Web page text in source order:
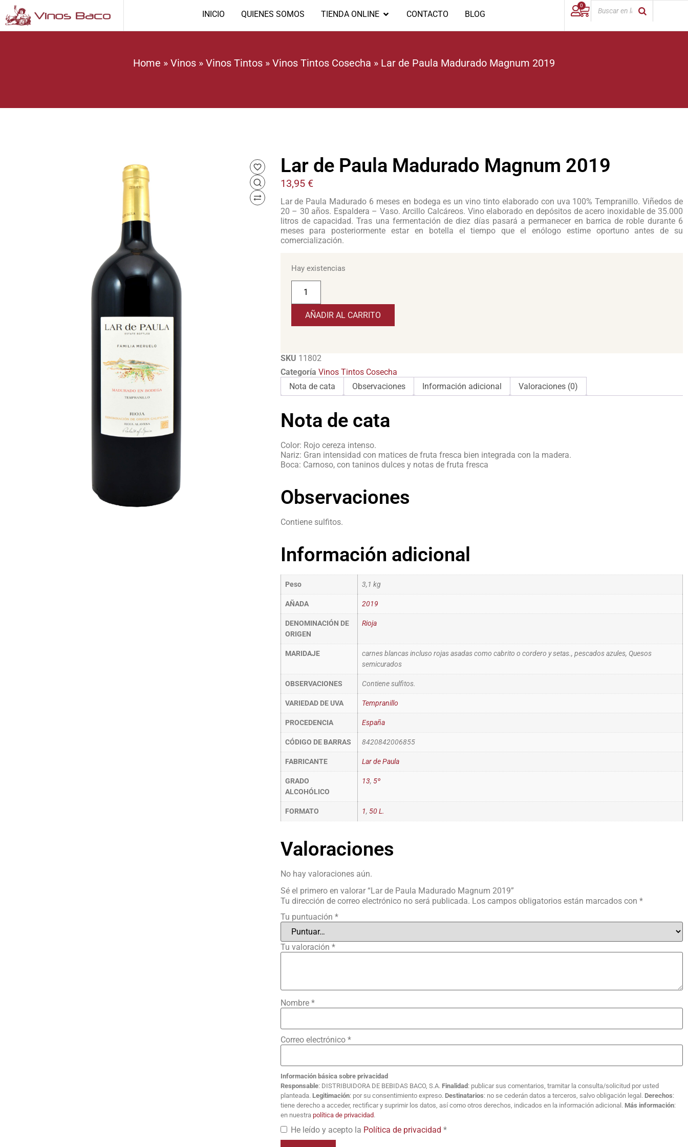
INICIO QUIENES SOMOS TIENDA ONLINE CONTACTO BLOG
0
Home » Vinos » Vinos Tintos » Vinos Tintos Cosecha » Lar de Paula Madurado Magnum 2019
Lar de Paula Madurado Magnum 2019
13,95 €
Lar de Paula Madurado 6 meses en bodega es un vino tinto elaborado con uva 100% Tempranillo. Viñedos de
20 – 30 años. Espaldera – Vaso. Arcillo Calcáreos. Vino elaborado en depósitos de acero inoxidable de 35.000
litros de capacidad. Tras una fermentación de diez días pasará a permanecer en barrica de roble durante 6
meses para posteriormente estar en botella el tiempo que el enólogo estime oportuno antes de su
comercialización.
Hay existencias
AÑADIR AL CARRITO
SKU 11802
Categoría Vinos Tintos Cosecha
Nota de cata
Observaciones Información adicional Valoraciones (0)
Nota de cata
Color: Rojo cereza intenso.
Nariz: Gran intensidad con matices de fruta fresca bien integrada con la madera.
Boca: Carnoso, con taninos dulces y notas de fruta fresca
Observaciones
Contiene sulfitos.
Información adicional
Peso 3,1 kg
AÑADA 2019
DENOMINACIÓN DE
ORIGEN
Rioja
MARIDAJE
carnes blancas incluso rojas asadas como cabrito o cordero y setas., pescados azules, Quesos
semicurados
OBSERVACIONES Contiene sulfitos.
VARIEDAD DE UVA Tempranillo
PROCEDENCIA España
CÓDIGO DE BARRAS 8420842006855
FABRICANTE Lar de Paula
GRADO
ALCOHÓLICO
13, 5º
FORMATO 1, 50 L.
Valoraciones
No hay valoraciones aún.
Sé el primero en valorar “Lar de Paula Madurado Magnum 2019”
Tu dirección de correo electrónico no será publicada. Los campos obligatorios están marcados con *
Tu puntuación *
Tu valoración *
Nombre *
Correo electrónico *
Información básica sobre privacidad
Responsable: DISTRIBUIDORA DE BEBIDAS BACO, S.A. Finalidad : publicar sus comentarios, tramitar la consulta/solicitud por usted
planteada. Legitimación: por su consentimiento expreso. Destinatarios: no se cederán datos a terceros, salvo obligación legal. Derechos:
tiene derecho a acceder, rectificar y suprimir los datos, así como otros derechos, indicados en la información adicional. Más información:
en nuestra política de privacidad.
He leído y acepto la Política de privacidad *